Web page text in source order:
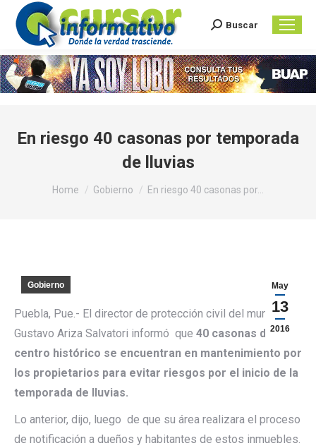
Search:
Buscar
En riesgo 40 casonas por temporada
de lluvias
You are here:
Home Gobierno En riesgo 40 casonas por…
May
13
2016
Gobierno
Puebla, Pue.- El director de protección civil del municipio
Gustavo Ariza Salvatori informó que 40 casonas del
centro histórico se encuentran en mantenimiento por
los propietarios para evitar riesgos por el inicio de la
temporada de lluvias.
Lo anterior, dijo, luego de que su área realizara el proceso
de notificación a dueños y habitantes de estos inmuebles.